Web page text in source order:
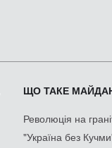
ЩО ТАКЕ
Революція на
"Україна без